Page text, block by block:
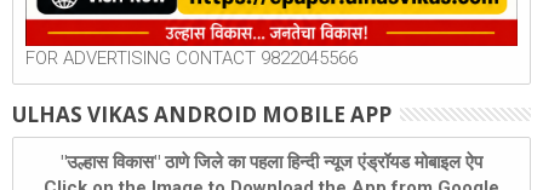
FOR ADVERTISING CONTACT 9822045566
ULHAS VIKAS ANDROID MOBILE APP
"उल्हास विकास" ठाणे जिले का पहला हिन्दी न्यूज एंड्रॉयड मोबाइल ऐप